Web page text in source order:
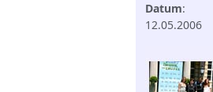
Datum:
12.05.2006